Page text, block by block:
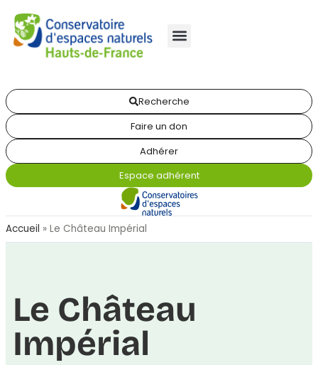
Recherche
Faire un don
Adhérer
Espace adhérent
Accueil » Le Château Impérial
Le Château
Impérial